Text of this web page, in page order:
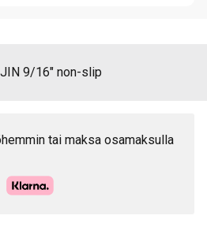
9/16″ non-slip
tai maksa osamaksulla